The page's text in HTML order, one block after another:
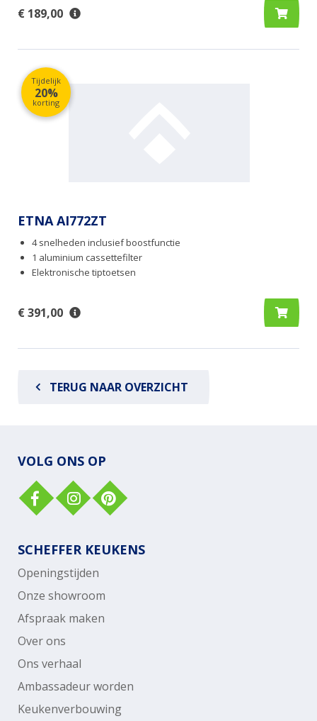
€ 189,00
Tijdelijk
20%
korting
ETNA AI772ZT
4 snelheden inclusief boostfunctie
1 aluminium cassettefilter
Elektronische tiptoetsen
€ 391,00
TERUG NAAR OVERZICHT
VOLG ONS OP
SCHEFFER KEUKENS
Openingstijden
Onze showroom
Afspraak maken
Over ons
Ons verhaal
Ambassadeur worden
Keukenverbouwing